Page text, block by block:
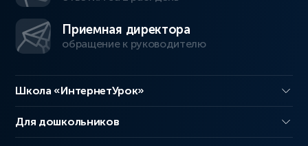
Приемная директора
обращение к руководителю
Школа «ИнтернетУрок»
Для дошкольников